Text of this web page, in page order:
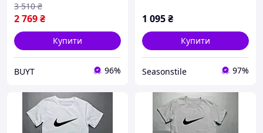
2 769₴
3 510 ₴
Купити
BUYT 96%
1 095₴
Купити
Seasonstile 97%